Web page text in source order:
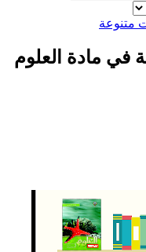
متنوعة
مادة العلوم